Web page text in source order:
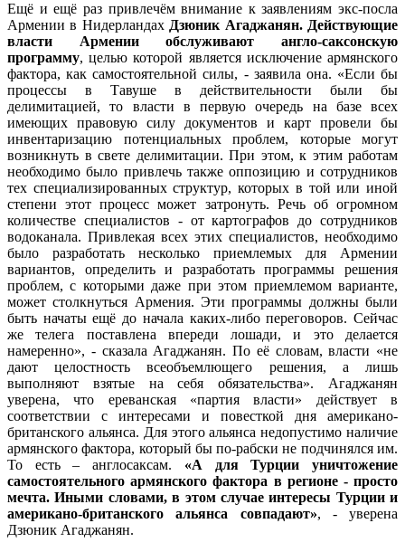
Ещё и ещё раз привлечём внимание к заявлениям экс-посла
Армении в Нидерландах Дзюник Агаджанян. Действующие
власти Армении обслуживают англо-саксонскую
программу, целью которой является исключение армянского
фактора, как самостоятельной силы, - заявила она. «Если бы
процессы в Тавуше в действительности были бы
делимитацией, то власти в первую очередь на базе всех
имеющих правовую силу документов и карт провели бы
инвентаризацию потенциальных проблем, которые могут
возникнуть в свете делимитации. При этом, к этим работам
необходимо было привлечь также оппозицию и сотрудников
тех специализированных структур, которых в той или иной
степени этот процесс может затронуть. Речь об огромном
количестве специалистов - от картографов до сотрудников
водоканала. Привлекая всех этих специалистов, необходимо
было разработать несколько приемлемых для Армении
вариантов, определить и разработать программы решения
проблем, с которыми даже при этом приемлемом варианте,
может столкнуться Армения. Эти программы должны были
быть начаты ещё до начала каких-либо переговоров. Сейчас
же телега поставлена впереди лошади, и это делается
намеренно», - сказала Агаджанян. По её словам, власти «не
дают целостность всеобъемлющего решения, а лишь
выполняют взятые на себя обязательства». Агаджанян
уверена, что ереванская «партия власти» действует в
соответствии с интересами и повесткой дня американо-
британского альянса. Для этого альянса недопустимо наличие
армянского фактора, который бы по-рабски не подчинялся им.
То есть – англосаксам. «А для Турции уничтожение
самостоятельного армянского фактора в регионе - просто
мечта. Иными словами, в этом случае интересы Турции и
американо-британского альянса совпадают», - уверена
Дзюник Агаджанян.